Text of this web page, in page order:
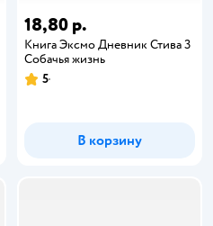
18,80 р.
Книга Эксмо Дневник Стива 3
Собачья жизнь
5
В корзину